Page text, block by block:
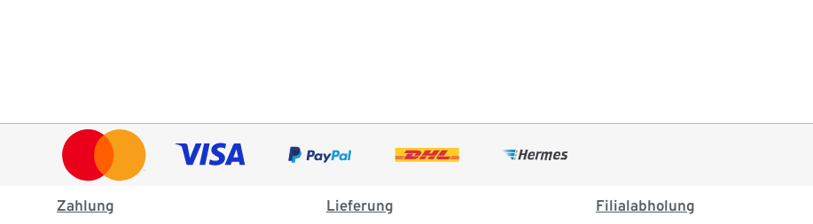
Zahlung Lieferung Filialabholung